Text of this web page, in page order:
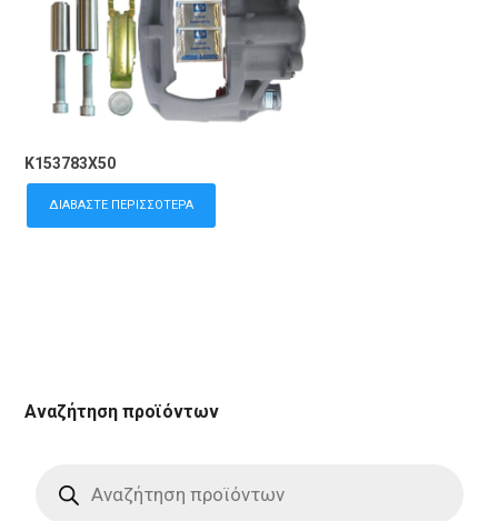
K153783X50
ΔΙΑΒΆΣΤΕ ΠΕΡΙΣΣΌΤΕΡΑ
Αναζήτηση προϊόντων
search